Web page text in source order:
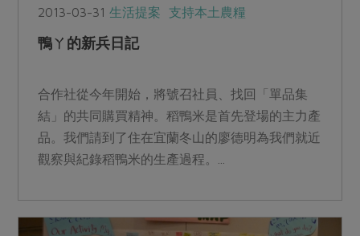
2013-03-31生活提案 支持本土農糧
鴨ㄚ的新兵日記
合作社從今年開始，將號召社員、找回「單品集
結」的共同購買精神。稻鴨米是首先登場的主力產
品。我們請到了住在宜蘭冬山的廖德明為我們就近
觀察與紀錄稻鴨米的生產過程。...